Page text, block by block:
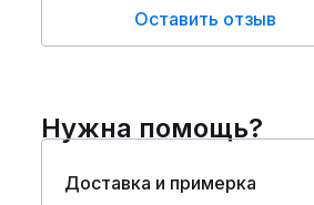
Оставить отзыв
Нужна помощь?
Доставка и примерка